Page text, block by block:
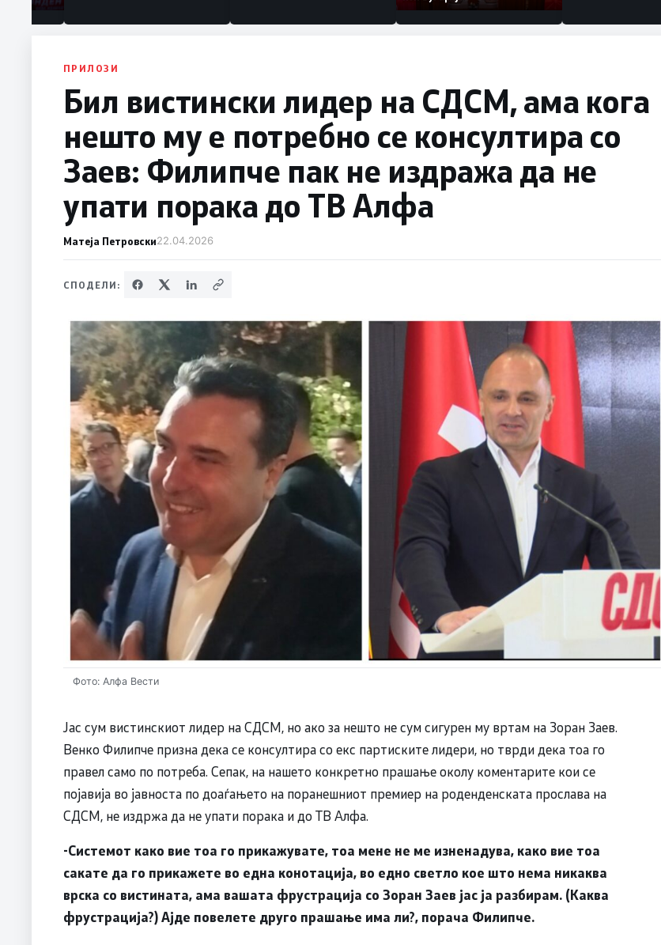
ПРИЛОЗИ
Бил вистински лидер на СДСМ, ама кога
нешто му е потребно се консултира со
Заев: Филипче пак не издража да не
упати порака до ТВ Алфа
Матеја Петровски22.04.2026
СПОДЕЛИ:
Фото: Алфа Вести
Јас сум вистинскиот лидер на СДСМ, но ако за нешто не сум сигурен му вртам на Зоран Заев.
Венко Филипче призна дека се консултира со екс партиските лидери, но тврди дека тоа го
правел само по потреба. Сепак, на нашето конкретно прашање околу коментарите кои се
појавија во јавноста по доаѓањето на поранешниот премиер на роденденската прослава на
СДСМ, не издржа да не упати порака и до ТВ Алфа.
-Системот како вие тоа го прикажувате, тоа мене не ме изненадува, како вие тоа
сакате да го прикажете во една конотација, во едно светло кое што нема никаква
врска со вистината, ама вашата фрустрација со Зоран Заев јас ја разбирам. (Каква
фрустрација?) Ајде повелете друго прашање има ли?, порача Филипче.